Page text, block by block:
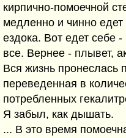
кирпично-помоечной
медленно и чинно
ездока. Вот едет себе -
все. Вернее - плывет,
Вся жизнь пронеслась
переведенная в
потребленных
Я забыл, как дышать.
... В это время